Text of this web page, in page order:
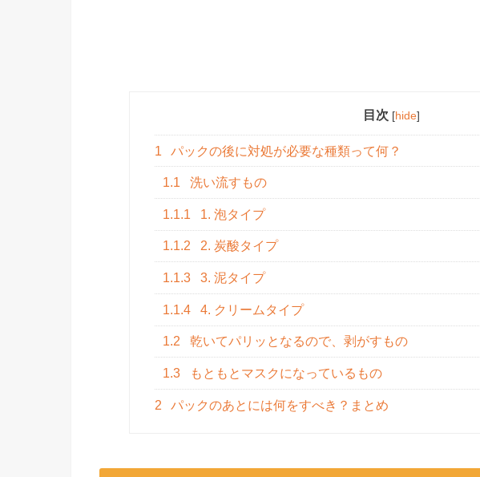
目次 [hide]
1 パックの後に対処が必要な種類って何？
1.1 洗い流すもの
1.1.1 1. 泡タイプ
1.1.2 2. 炭酸タイプ
1.1.3 3. 泥タイプ
1.1.4 4. クリームタイプ
1.2 乾いてパリッとなるので、剥がすもの
1.3 もともとマスクになっているもの
2 パックのあとには何をすべき？まとめ